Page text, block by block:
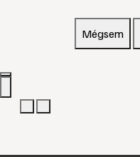
Mégsem